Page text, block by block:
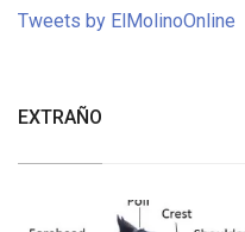
Tweets by ElMolinoOnline
EXTRAÑO